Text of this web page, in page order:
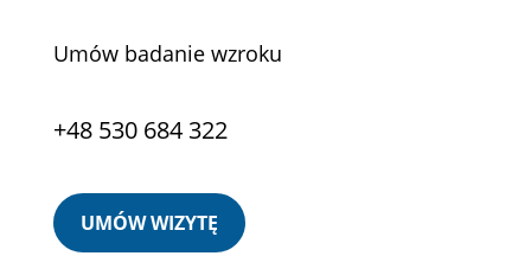
Umów badanie wzroku
+48 530 684 322
UMÓW WIZYTĘ